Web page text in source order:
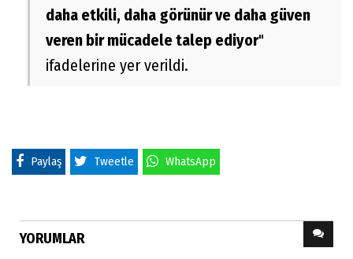
daha etkili, daha görünür ve daha güven
veren bir mücadele talep ediyor"
ifadelerine yer verildi.
Paylaş Tweetle WhatsApp
YORUMLAR